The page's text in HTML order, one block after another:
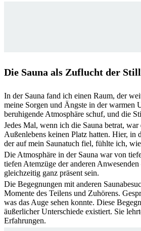
Die Sauna als Zuflucht der
In der Sauna fand ich einen Raum, der
meine Sorgen und Ängste in der warmen
beruhigende Atmosphäre schuf, und die
Jedes Mal, wenn ich die Sauna betrat,
Außenlebens keinen Platz hatten. Hier,
der auf mein Saunatuch fiel, fühlte ich,
Die Atmosphäre in der Sauna war von
tiefen Atemzüge der anderen
gleichzeitig ganz präsent sein.
Die Begegnungen mit anderen
Momente des Teilens und Zuhörens.
was das Auge sehen konnte. Diese
äußerlicher Unterschiede existiert. Sie
Erfahrungen.